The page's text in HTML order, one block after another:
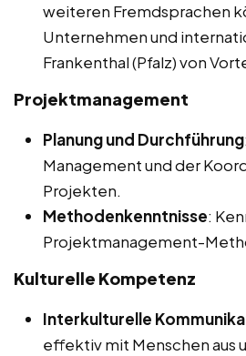
weiteren Fremdsprachen
Unternehmen und
Frankenthal (Pfalz) von
Projektmanagement
Planung und Durchführung
Management und der
Projekten.
Methodenkenntnisse:
Projektmanagement-
Kulturelle Kompetenz
Interkulturelle
effektiv mit Menschen aus